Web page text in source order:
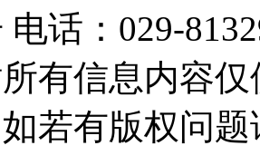
话：029-
有信息内容
若有版权问